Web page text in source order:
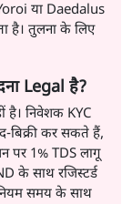
या Daedalus
है। तुलना के लिए
Legal है?
है। निवेशक KYC
बिक्री कर सकते हैं,
पर 1% TDS लागू
के साथ रजिस्टर्ड
नियम समय के साथ